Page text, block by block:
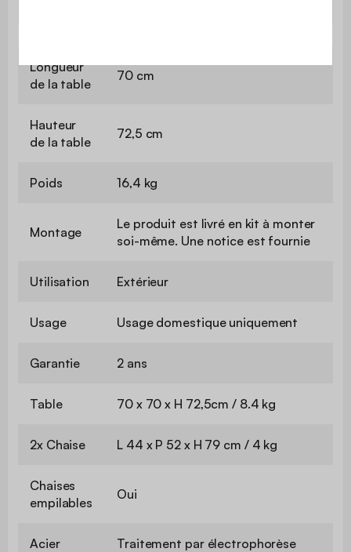
Longueur
de la table
70 cm
Hauteur
de la table
72,5 cm
Poids 16,4 kg
Montage
Le produit est livré en kit à monter
soi-même. Une notice est fournie
Utilisation Extérieur
Usage Usage domestique uniquement
Garantie 2 ans
Table 70 x 70 x H 72,5cm / 8.4 kg
2x Chaise L 44 x P 52 x H 79 cm / 4 kg
Chaises
empilables
Oui
Acier Traitement par électrophorèse